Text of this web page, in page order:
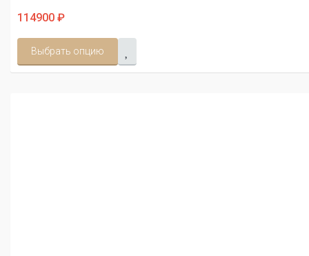
114900 ₽
Выбрать опцию